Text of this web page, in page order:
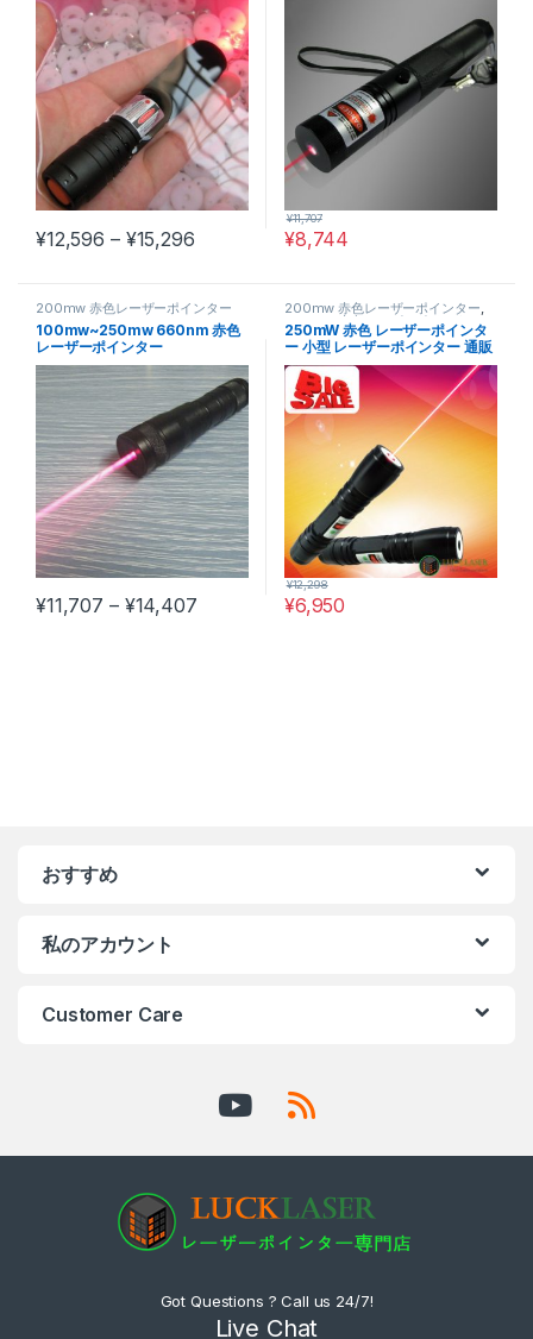
¥12,596 – ¥15,296価格帯: ¥12,596 – ¥15,296
この商品には複数のバリエーションがあります。 オプションは商
¥8,744
¥11,707
200mw 赤色レーザーポインター
100mw~250mw 660nm 赤色
レーザーポインター
¥11,707 – ¥14,407価格帯: ¥11,707 – ¥14,407
この商品には複数のバリエーションがあります。 オプションは商
200mw 赤色レーザーポインター,
300mw 赤色レーザーポインター
250mW 赤色 レーザーポインタ
ー 小型 レーザーポインター 通販
¥6,950
¥12,298
おすすめ
私のアカウント
Customer Care
Got Questions ? Call us 24/7!
Live Chat